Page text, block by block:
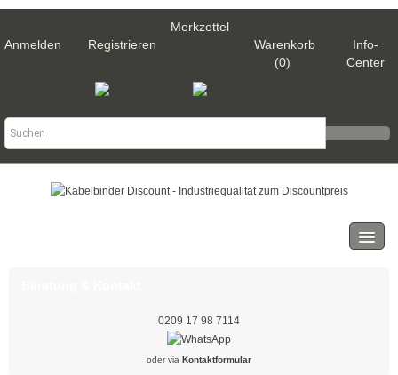
Anmelden Registrieren
Merkzettel
Warenkorb
(0)
Info-
Center
0209 17 98 7114
oder via Kontaktformular